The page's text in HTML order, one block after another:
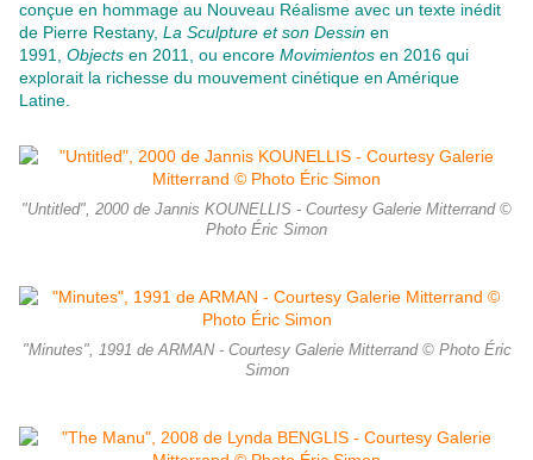
conçue en hommage au Nouveau Réalisme avec un texte inédit
de Pierre Restany, La Sculpture et son Dessin en
1991, Objects en 2011, ou encore Movimientos en 2016 qui
explorait la richesse du mouvement cinétique en Amérique
Latine.
"Untitled", 2000 de Jannis KOUNELLIS - Courtesy Galerie Mitterrand ©
Photo Éric Simon
"Minutes", 1991 de ARMAN - Courtesy Galerie Mitterrand © Photo Éric
Simon